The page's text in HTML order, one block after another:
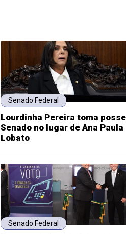
Senado Federal
Lourdinha Pereira toma
Senado no lugar de Ana Paula
Lobato
Senado Federal